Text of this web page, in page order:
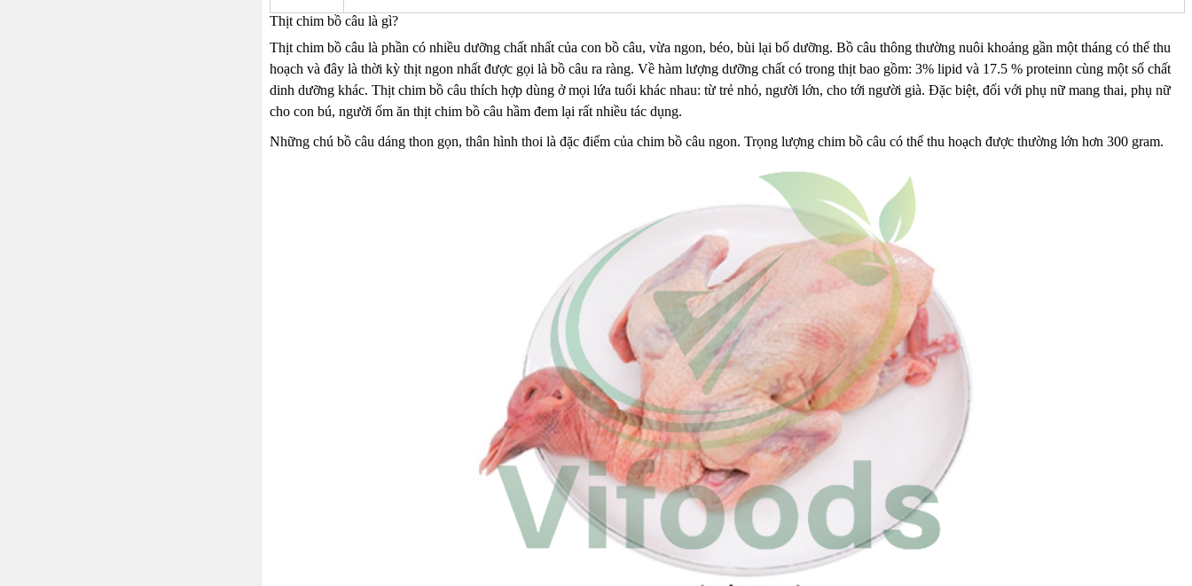
Thịt chim bồ câu là gì?
Thịt chim bồ câu là phần có nhiều dưỡng chất nhất của con bồ câu, vừa ngon, béo, bùi lại bổ dưỡng. Bồ câu thông thường nuôi khoảng gần một tháng có thể thu
hoạch và đây là thời kỳ thịt ngon nhất được gọi là bồ câu ra ràng. Về hàm lượng dưỡng chất có trong thịt bao gồm: 3% lipid và 17.5 % proteinn cùng một số chất
dinh dưỡng khác. Thịt chim bồ câu thích hợp dùng ở mọi lứa tuổi khác nhau: từ trẻ nhỏ, người lớn, cho tới người già. Đặc biệt, đối với phụ nữ mang thai, phụ nữ
cho con bú, người ốm ăn thịt chim bồ câu hầm đem lại rất nhiều tác dụng.
Những chú bồ câu dáng thon gọn, thân hình thoi là đặc điểm của chim bồ câu ngon. Trọng lượng chim bồ câu có thể thu hoạch được thường lớn hơn 300 gram.